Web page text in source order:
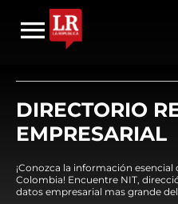
DIRECTORIO
EMPRESARIAL
¡Conozca la información
Colombia! Encuentre NIT,
datos empresarial mas grande